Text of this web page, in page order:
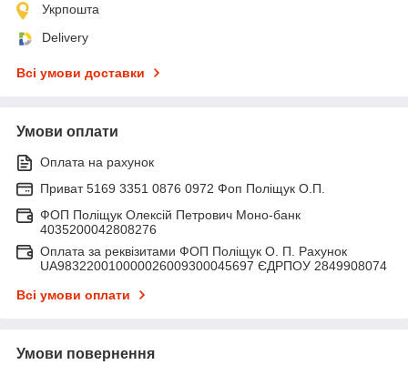
Укрпошта
Delivery
Всі умови доставки
Умови оплати
Оплата на рахунок
Приват 5169 3351 0876 0972 Фоп Поліщук О.П.
ФОП Поліщук Олексій Петрович Моно-банк
4035200042808276
Оплата за реквізитами ФОП Поліщук О. П. Рахунок
UA983220010000026009300045697 ЄДРПОУ 2849908074
Всі умови оплати
Умови повернення